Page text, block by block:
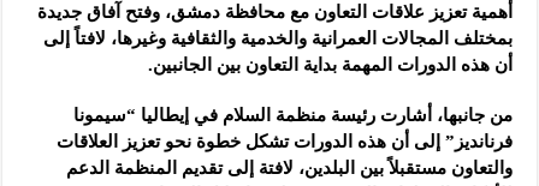
أهمية تعزيز ‏علاقات التعاون مع محافظة دمشق، وفتح آفاق جديدة
بمختلف المجالات ‏العمرانية والخدمية والثقافية وغيرها، لافتاً إلى
أن هذه الدورات المهمة بداية ‏التعاون بين الجانبين. ‏
من جانبها، أشارت رئيسة منظمة السلام في إيطاليا “سيمونا
فرنانديز” إلى أن ‏هذه الدورات تشكل خطوة نحو تعزيز العلاقات
والتعاون مستقبلاً بين ‏البلدين، لافتة إلى تقديم المنظمة الدعم